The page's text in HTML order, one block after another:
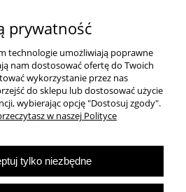
Pomoc
Dostawa
Moje konto
Po Prawej Stronie, ulubiona księgarnia
prywatność
technologie umożliwiają poprawne
nam dostosować ofertę do Twoich
wykorzystanie przez nas
do sklepu lub dostosować użycie
wybierając opcję "Dostosuj zgody".
w naszej Polityce
tylko niezbędne